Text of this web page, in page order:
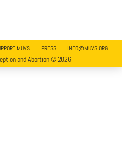
MUVS PRESS INFO@MUVS.ORG
and Abortion © 2026